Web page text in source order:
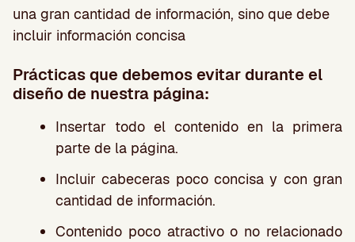
una gran cantidad de información, sino que debe
incluir información concisa
Prácticas que debemos evitar durante el
diseño de nuestra página:
Insertar todo el contenido en la primera
parte de la página.
Incluir cabeceras poco concisa y con gran
cantidad de información.
Contenido poco atractivo o no relacionado